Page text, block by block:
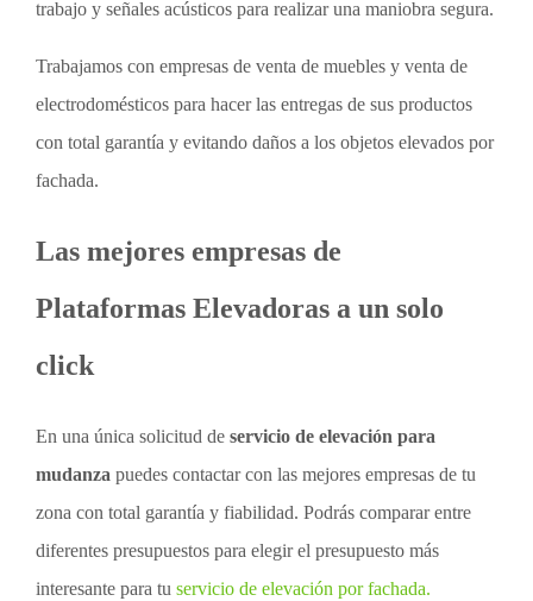
trabajo y señales acústicos para realizar una maniobra segura.
Trabajamos con empresas de venta de muebles y venta de
electrodomésticos para hacer las entregas de sus productos
con total garantía y evitando daños a los objetos elevados por
fachada.
Las mejores empresas de
Plataformas Elevadoras a un solo
click
En una única solicitud de servicio de elevación para
mudanza puedes contactar con las mejores empresas de tu
zona con total garantía y fiabilidad. Podrás comparar entre
diferentes presupuestos para elegir el presupuesto más
interesante para tu servicio de elevación por fachada.